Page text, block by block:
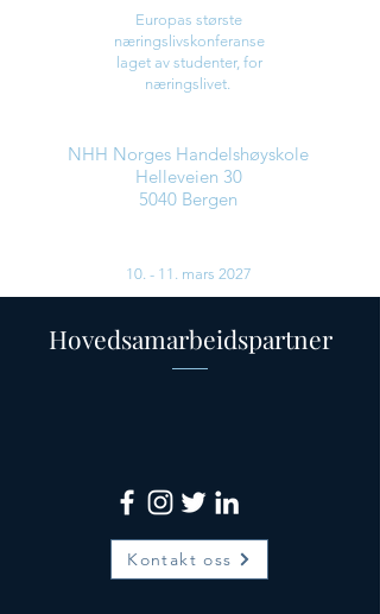
Europas største
næringslivskonferanse
laget av studenter, for
næringslivet.
NHH Norges Handelshøyskole
Helleveien 30
5040 Bergen
10. - 11. mars 2027
Hovedsamarbeidspartner
Kontakt oss